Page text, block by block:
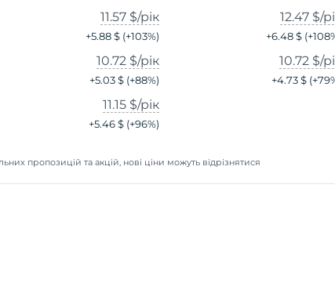
11.57 $/рік
+5.88 $ (+103%)
12.47 $/
+6.48 $(+108
10.72 $/рік
+5.03 $ (+88%)
10.72 $/
+4.73 $(+79
11.15 $/рік
+5.46 $ (+96%)
пропозицій та акцій, нові ціни можуть відрізнятися